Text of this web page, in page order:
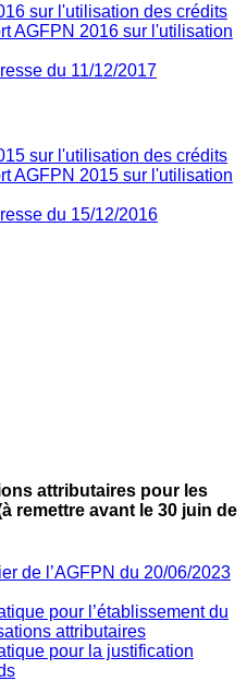
sur l'utilisation des crédits
AGFPN 2016 sur l'utilisation
du 11/12/2017
sur l'utilisation des crédits
AGFPN 2015 sur l'utilisation
du 15/12/2016
attributaires pour les
remettre avant le 30 juin de
de l’AGFPN du 20/06/2023
pour l’établissement du
attributaires
pour la justification